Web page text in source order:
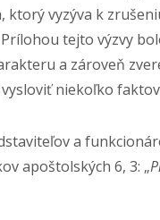
ktorý vyzýva k
Prílohou tejto výzvy
a zároveň
niekoľko
a
apoštolských 6, 3: „